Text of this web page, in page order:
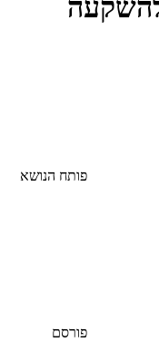
פותח הנושא
פורסם